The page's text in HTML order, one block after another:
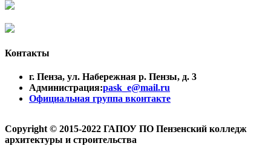
Контакты
г. Пенза, ул. Набережная р. Пензы, д. 3
Администрация:pask_e@mail.ru
Официальная группа вконтакте
Copyright © 2015-2022 ГАПОУ ПО Пензенский колледж
архитектуры и строительства